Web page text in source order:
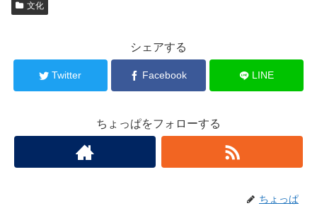
文化
シェアする
Twitter Facebook LINE
ちょっぱをフォローする
ちょっぱ